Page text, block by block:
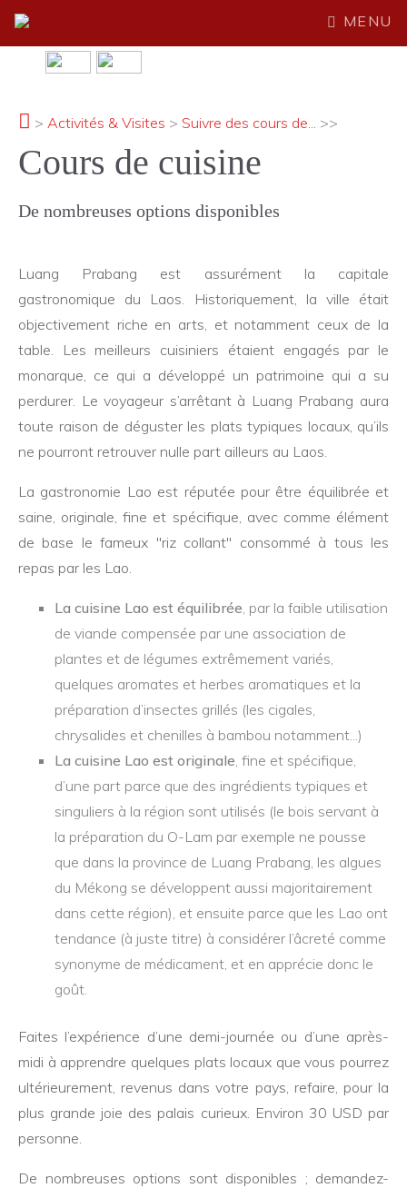
MENU
> Activités & Visites > Suivre des cours de... >>
Cours de cuisine
De nombreuses options disponibles
Luang Prabang est assurément la capitale
gastronomique du Laos. Historiquement, la ville était
objectivement riche en arts, et notamment ceux de la
table. Les meilleurs cuisiniers étaient engagés par le
monarque, ce qui a développé un patrimoine qui a su
perdurer. Le voyageur s’arrêtant à Luang Prabang aura
toute raison de déguster les plats typiques locaux, qu’ils
ne pourront retrouver nulle part ailleurs au Laos.
La gastronomie Lao est réputée pour être équilibrée et
saine, originale, fine et spécifique, avec comme élément
de base le fameux "riz collant" consommé à tous les
repas par les Lao.
La cuisine Lao est équilibrée, par la faible utilisation
de viande compensée par une association de
plantes et de légumes extrêmement variés,
quelques aromates et herbes aromatiques et la
préparation d’insectes grillés (les cigales,
chrysalides et chenilles à bambou notamment...)
La cuisine Lao est originale, fine et spécifique,
d’une part parce que des ingrédients typiques et
singuliers à la région sont utilisés (le bois servant à
la préparation du O-Lam par exemple ne pousse
que dans la province de Luang Prabang, les algues
du Mékong se développent aussi majoritairement
dans cette région), et ensuite parce que les Lao ont
tendance (à juste titre) à considérer l’âcreté comme
synonyme de médicament, et en apprécie donc le
goût.
Faites l’expérience d’une demi-journée ou d’une après-
midi à apprendre quelques plats locaux que vous pourrez
ultérieurement, revenus dans votre pays, refaire, pour la
plus grande joie des palais curieux. Environ 30 USD par
personne.
De nombreuses options sont disponibles ; demandez-